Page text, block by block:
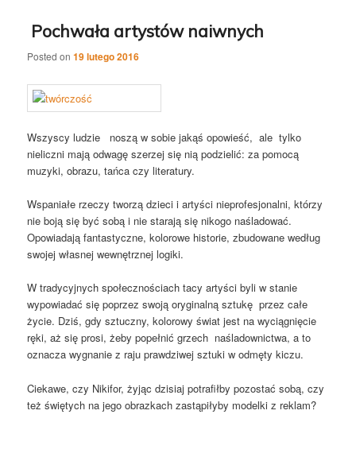
Pochwała artystów naiwnych
Posted on19 lutego 2016
Wszyscy ludzie noszą w sobie jakąś opowieść, ale tylko
nieliczni mają odwagę szerzej się nią podzielić: za pomocą
muzyki, obrazu, tańca czy literatury.
Wspaniałe rzeczy tworzą dzieci i artyści nieprofesjonalni, którzy
nie boją się być sobą i nie starają się nikogo naśladować.
Opowiadają fantastyczne, kolorowe historie, zbudowane według
swojej własnej wewnętrznej logiki.
W tradycyjnych społecznościach tacy artyści byli w stanie
wypowiadać się poprzez swoją oryginalną sztukę przez całe
życie. Dziś, gdy sztuczny, kolorowy świat jest na wyciągnięcie
ręki, aż się prosi, żeby popełnić grzech naśladownictwa, a to
oznacza wygnanie z raju prawdziwej sztuki w odmęty kiczu.
Ciekawe, czy Nikifor, żyjąc dzisiaj potrafiłby pozostać sobą, czy
też świętych na jego obrazkach zastąpiłyby modelki z reklam?